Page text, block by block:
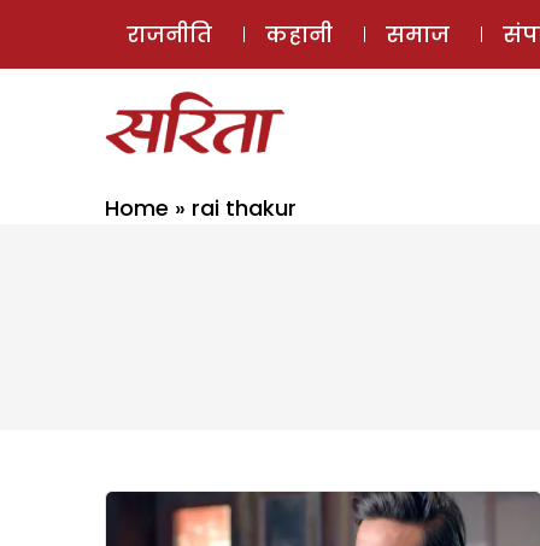
राजनीति कहानी समाज
Home » rai thakur